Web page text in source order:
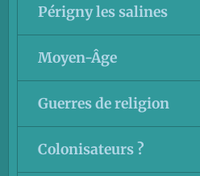
Périgny les salines
Moyen-Âge
Guerres de religion
Colonisateurs ?